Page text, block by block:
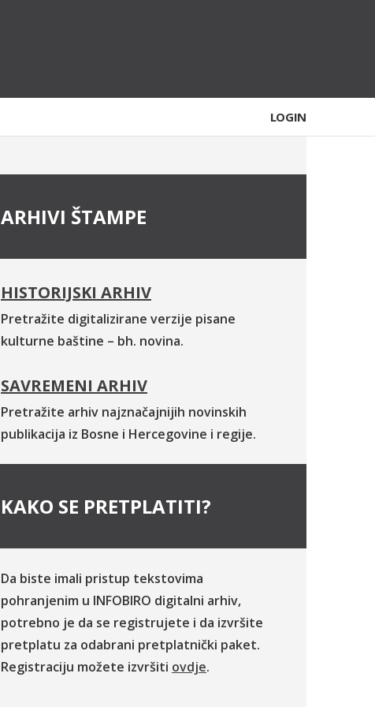
LOGIN
ARHIVI ŠTAMPE
HISTORIJSKI ARHIV
Pretražite digitalizirane verzije pisane
kulturne baštine – bh. novina.
SAVREMENI ARHIV
Pretražite arhiv najznačajnijih novinskih
publikacija iz Bosne i Hercegovine i regije.
KAKO SE PRETPLATITI?
Da biste imali pristup tekstovima
pohranjenim u INFOBIRO digitalni arhiv,
potrebno je da se registrujete i da izvršite
pretplatu za odabrani pretplatnički paket.
Registraciju možete izvršiti ovdje.